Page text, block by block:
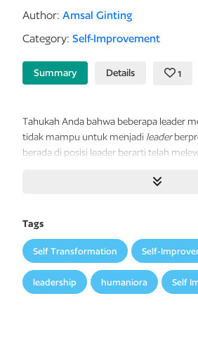
Author: Amsal Ginting
Category: Self-Improvement
Summary Details 1
Tahukah Anda bahwa beberapa leader
tidak mampu untuk menjadi leader
berada di posisi leader berarti telah
mengembangkan tim karena begitu
timnya.
Tentunya sayang apabila hal ini dibiarkan.
hadir untuk menjawab tantangan
tantangan lain yang dialami seorang
Tags
Self Transformation Self-
leadership humaniora Self